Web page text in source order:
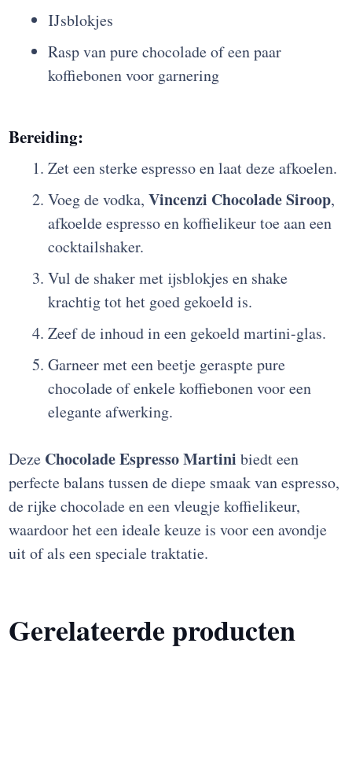
IJsblokjes
Rasp van pure chocolade of een paar
koffiebonen voor garnering
Bereiding:
Zet een sterke espresso en laat deze afkoelen.
Voeg de vodka,Vincenzi Chocolade Siroop,
afkoelde espresso en koffielikeur toe aan een
cocktailshaker.
Vul de shaker met ijsblokjes en shake
krachtig tot het goed gekoeld is.
Zeef de inhoud in een gekoeld martini-glas.
Garneer met een beetje geraspte pure
chocolade of enkele koffiebonen voor een
elegante afwerking.
Deze Chocolade Espresso Martini biedt een
perfecte balans tussen de diepe smaak van espresso,
de rijke chocolade en een vleugje koffielikeur,
waardoor het een ideale keuze is voor een avondje
uit of als een speciale traktatie.
Gerelateerde producten